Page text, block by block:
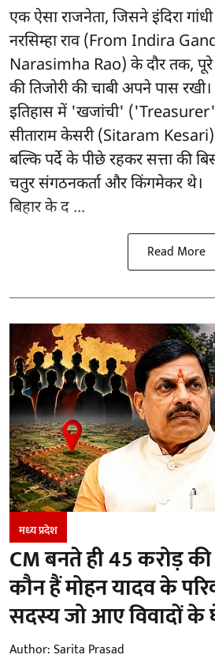
एक ऐसा राजनेता, जिसने इंदिरा
नरसिम्हा राव (From Indira
Narasimha Rao) के दौर तक,
की तिजोरी की चाबी अपने पास
इतिहास में 'खजांची'
सीताराम केसरी (Sitaram Kesari)
बल्कि पर्दे के पीछे रहकर सत्ता की
चतुर संगठनकर्ता और किंगमेकर थे।
बिहार के द ...
Read More
मध्‍य प्रदेश
CM बनते ही 45 करोड़
कौन हैं मोहन यादव के
सदस्य जो आए विवादों के
Author:Sarita Prasad